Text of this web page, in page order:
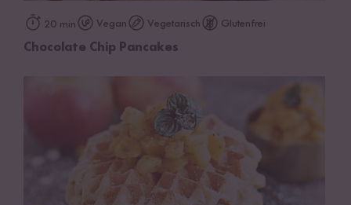
20 min Vegan Vegetarisch Glutenfrei
Chocolate Chip Pancakes